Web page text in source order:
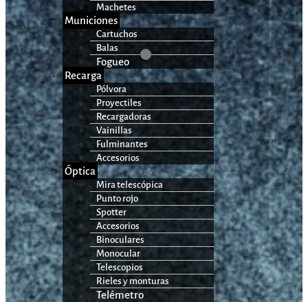
Machetes
Municiones
Cartuchos
Balas
Fogueo
Recarga
Pólvora
Proyectiles
Recargadoras
Vainillas
Fulminantes
Accesorios
Óptica
Mira telescópica
Punto rojo
Spotter
Accesorios
Binoculares
Monocular
Telescopios
Rieles y monturas
Telémetro